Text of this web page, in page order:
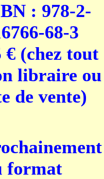
: 978-2-
68-3
€ (chez tout
libraire ou
de vente)
format